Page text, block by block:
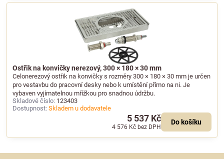
Ostřik na konvičky nerezový, 300 × 180 × 30 mm
Celonerezový ostřik na konvičky s rozměry 300 × 180 × 30 mm je určen
pro vestavbu do pracovní desky nebo k umístění přímo na ni. Je
vybaven vyjímatelnou mřížkou pro snadnou údržbu.
Skladové číslo: 123403
Dostupnost: Skladem u dodavatele
5 537 Kč
4 576 Kč bez DPH
Do košíku